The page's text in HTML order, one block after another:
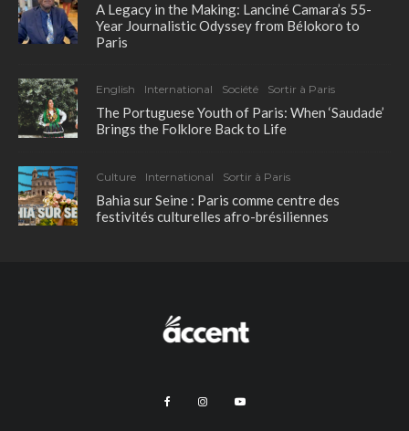
A Legacy in the Making: Lanciné Camara’s 55-
Year Journalistic Odyssey from Bélokoro to
Paris
English International Société Sortir à Paris
The Portuguese Youth of Paris: When ‘Saudade’
Brings the Folklore Back to Life
Culture International Sortir à Paris
Bahia sur Seine : Paris comme centre des
festivités culturelles afro-brésiliennes